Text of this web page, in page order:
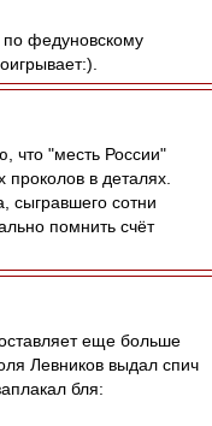
федуновскому
что "месть России"
в деталях.
сыгравшего сотни
помнить счёт
еще больше
Левников выдал спич
бля: